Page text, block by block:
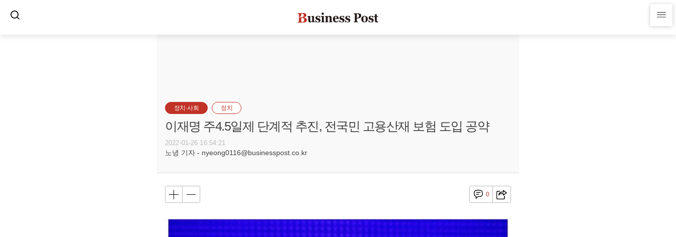
정치·사회 정치
이재명 주4.5일제 단계적 추진, 전국민 고용산재 보험 도입 공약
2022-01-26 16:54:21
노녕 기자 - nyeong0116@businesspost.co.kr
0